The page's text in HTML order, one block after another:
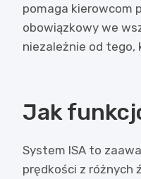
pomaga kierowcom
obowiązkowy we
niezależnie od tego,
Jak
System ISA to
prędkości z różnych